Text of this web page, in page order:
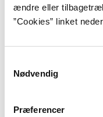
ændre eller
”Cookies” linket
Nødvendig
Præferencer
Resultater
Filtrer din